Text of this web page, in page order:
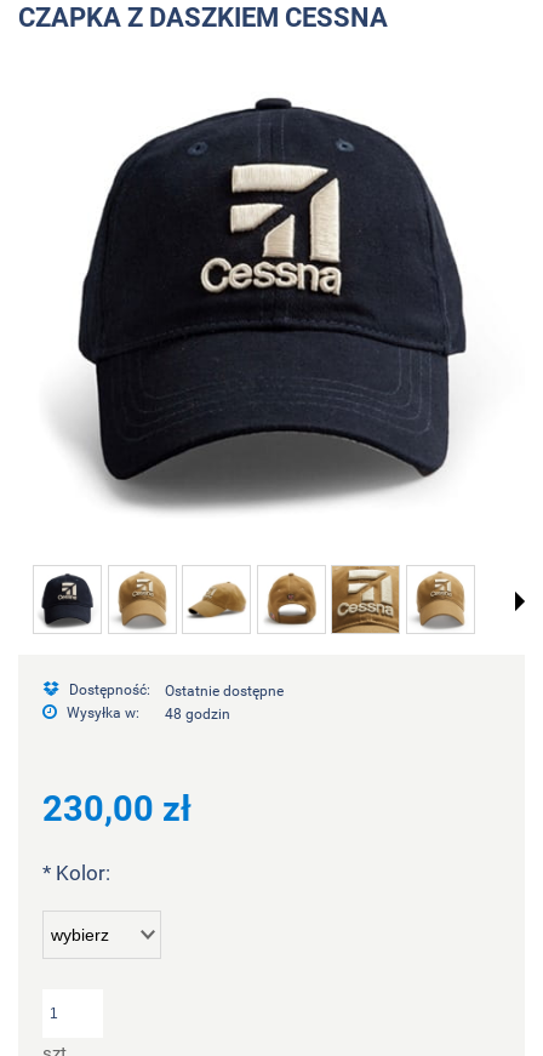
CZAPKA Z DASZKIEM CESSNA
Dostępność:
Ostatnie dostępne
Wysyłka w:
48 godzin
230,00 zł
* Kolor: